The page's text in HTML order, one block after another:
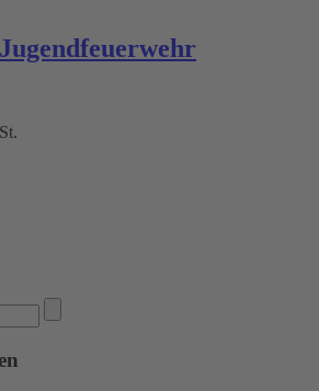
werden
mehrere
Varianten